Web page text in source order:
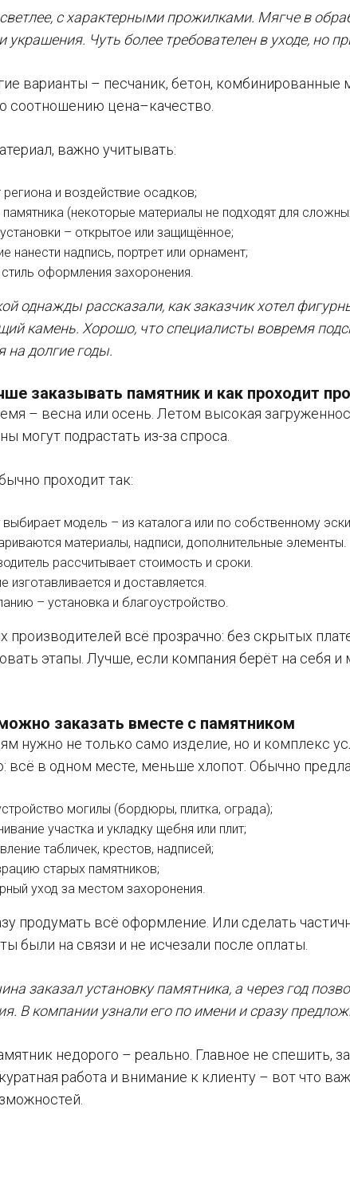
с характерными прожилками. Мягче в
украшения. Чуть более требователен в уходе, но
варианты – песчаник, бетон,
соотношению цена–качество.
важно учитывать:
региона и воздействие осадков;
(некоторые материалы не подходят для
– открытое или защищённое;
нанести надпись, портрет или орнамент;
оформления захоронения.
однажды рассказали, как заказчик хотел
камень. Хорошо, что специалисты вовремя
на долгие годы.
заказывать памятник и как проходит
– весна или осень. Летом высокая
могут подрастать из-за спроса.
проходит так:
выбирает модель – из каталога или по собственному
материалы, надписи, дополнительные элементы.
рассчитывает стоимость и сроки.
изготавливается и доставляется.
– установка и благоустройство.
производителей всё прозрачно: без скрытых
этапы. Лучше, если компания берёт на себя
заказать вместе с памятником
нужно не только само изделие, но и комплекс
всё в одном месте, меньше хлопот. Обычно
могилы (бордюры, плитка, ограда);
участка и укладку щебня или плит;
табличек, крестов, надписей;
старых памятников;
уход за местом захоронения.
продумать всё оформление. Или сделать
были на связи и не исчезали после оплаты.
заказал установку памятника, а через год
В компании узнали его по имени и сразу
недорого – реально. Главное не спешить,
работа и внимание к клиенту – вот что